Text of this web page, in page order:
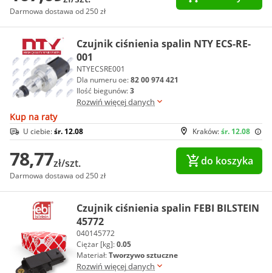
Darmowa dostawa od 250 zł
Czujnik ciśnienia spalin NTY ECS-RE-
001
NTYECSRE001
Dla numeru oe:82 00 974 421
Ilość biegunów:3
Rozwiń więcej danych
Kup na raty
Kraków:śr. 12.08
U ciebie:śr. 12.08
78,77zł/szt.
Darmowa dostawa od 250 zł
do koszyka
Czujnik ciśnienia spalin FEBI BILSTEIN
45772
040145772
Ciężar [kg]:0.05
Materiał:Tworzywo sztuczne
Rozwiń więcej danych